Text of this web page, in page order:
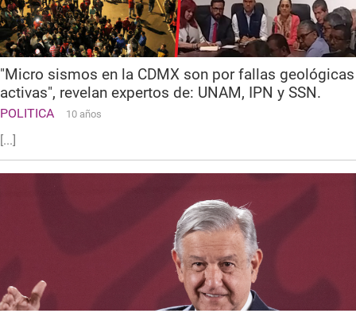
"Micro sismos en la CDMX son por fallas geológicas
activas", revelan expertos de: UNAM, IPN y SSN.
POLITICA 10 años
[...]